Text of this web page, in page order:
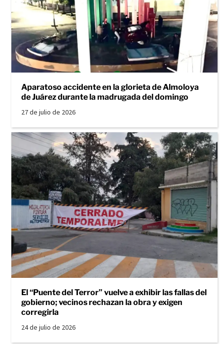
Aparatoso accidente en la glorieta de Almoloya
de Juárez durante la madrugada del domingo
27 de julio de 2026
El “Puente del Terror” vuelve a exhibir las fallas del
gobierno; vecinos rechazan la obra y exigen
corregirla
24 de julio de 2026